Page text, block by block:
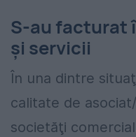
S-au facturat
şi servicii
În una dintre
calitate de
societăţi